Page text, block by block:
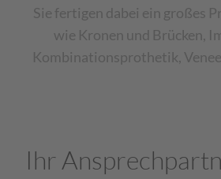
Sie fertigen dabei ein großes
wie Kronen und Brücken,
Kombinationsprothetik,
Ihr